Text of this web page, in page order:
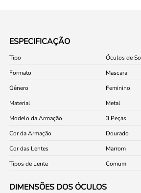
ESPECIFICAÇÃO
Tipo
Óculos de
Formato
Mascara
Gênero
Feminino
Material
Metal
Modelo da Armação
3 Peças
Cor da Armação
Dourado
Cor das Lentes
Marrom
Tipos de Lente
Comum
DIMENSÕES DOS ÓCULOS